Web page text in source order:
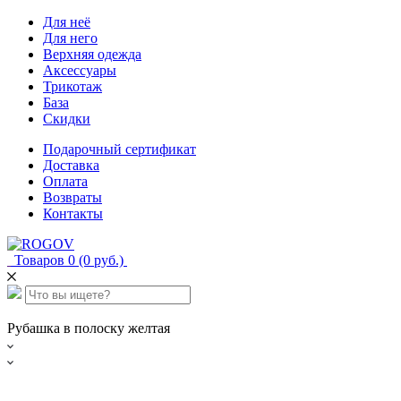
Для неё
Для него
Верхняя одежда
Аксессуары
Трикотаж
База
Скидки
Подарочный сертификат
Доставка
Оплата
Возвраты
Контакты
Товаров 0 (0 руб.)
Рубашка в полоску желтая